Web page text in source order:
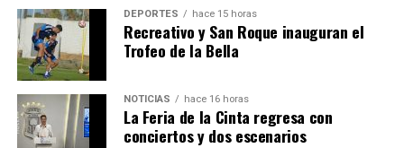
hace 4 días· Huelvatv
DEPORTES hace 15 horas
Recreativo y San Roque inauguran el
Trofeo de la Bella
NOTICIAS hace 16 horas
La Feria de la Cinta regresa con
conciertos y dos escenarios